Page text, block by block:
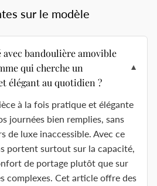
sur le modèle
avec bandoulière amovible
qui cherche un
élégant au quotidien ?
▼
à la fois pratique et élégante
journées bien remplies, sans
de luxe inaccessible. Avec ce
portent surtout sur la capacité,
de portage plutôt que sur
complexes. Cet article offre des